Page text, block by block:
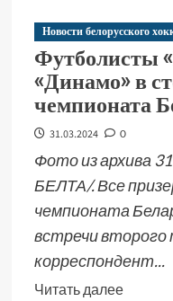
Новости белорусского
Футболисты
«Динамо» в
чемпионата
31.03.2024 0
Фото из архива
БЕЛТА/. Все
чемпионата
встречи
корреспондент...
Читать далее